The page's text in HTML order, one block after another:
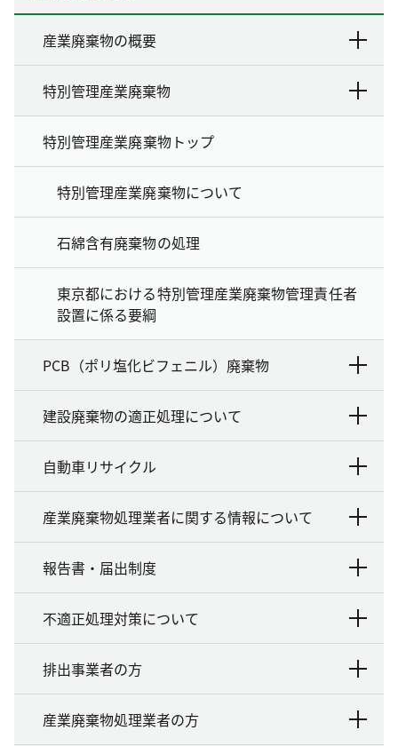
産業廃棄物の概要
特別管理産業廃棄物
特別管理産業廃棄物トップ
特別管理産業廃棄物について
石綿含有廃棄物の処理
東京都における特別管理産業廃棄物管理責任者
設置に係る要綱
PCB（ポリ塩化ビフェニル）廃棄物
建設廃棄物の適正処理について
自動車リサイクル
産業廃棄物処理業者に関する情報について
報告書・届出制度
不適正処理対策について
排出事業者の方
産業廃棄物処理業者の方